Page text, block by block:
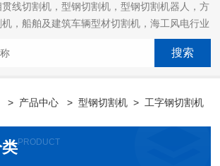
贯线切割机，型钢切割机，型钢切割机器人，方
，船舶及建筑车辆型材切割机，海工风电行业
> 产品中心 >型钢切割机 > 工字钢切割机
PRODUCT